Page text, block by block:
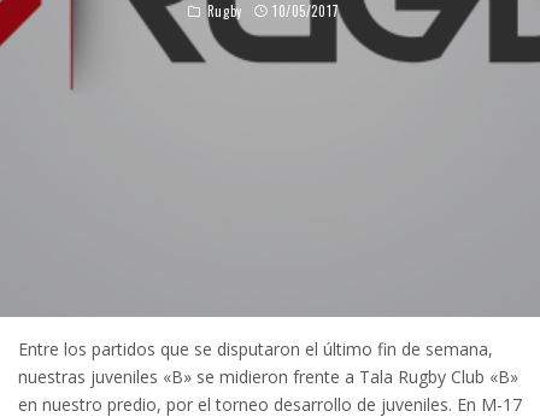
Rugby 10/05/2017
Entre los partidos que se disputaron el último fin de semana,
nuestras juveniles «B» se midieron frente a Tala Rugby Club «B»
en nuestro predio, por el torneo desarrollo de juveniles. En M-17